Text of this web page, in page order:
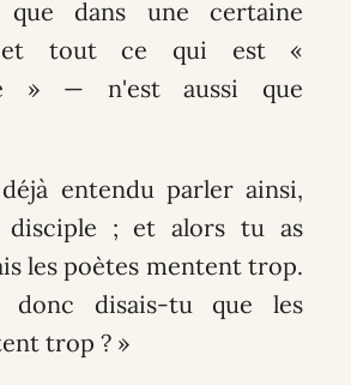
dans une certaine
et tout ce qui est «
» — n'est aussi que
entendu parler ainsi,
disciple ; et alors tu as
les poètes mentent trop.
donc disais-tu que les
trop ? »